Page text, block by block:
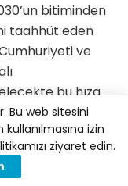
bitiminden
taahhüt eden
ve
bu hıza
Coal’a göre, beş
son vermesi
Bu web sitesini
izin
ziyaret edin.